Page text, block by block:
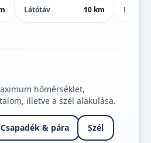
Látótáv
10 km
Látótáv
hőmérséklet,
illetve a szél alakulása.
Csapadék & pára Szél